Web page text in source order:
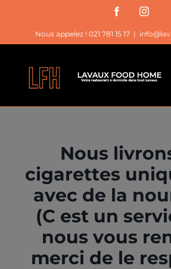
contenu
Facebook
Nous appelez ! 021 781 15 17 |
Nous
cigarettes
avec de la
(C est un
nous vous
merci de le